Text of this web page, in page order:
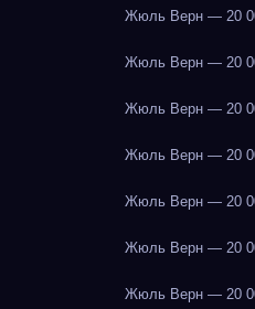
Жюль Верн — 20
Жюль Верн — 20
Жюль Верн — 20
Жюль Верн — 20
Жюль Верн — 20
Жюль Верн — 20
Жюль Верн — 20